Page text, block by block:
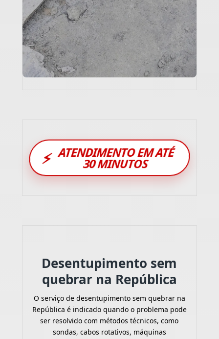
⚡ ATENDIMENTO EM ATÉ
30 MINUTOS
Desentupimento sem
quebrar na República
O serviço de desentupimento sem quebrar na
República é indicado quando o problema pode
ser resolvido com métodos técnicos, como
sondas, cabos rotativos, máquinas